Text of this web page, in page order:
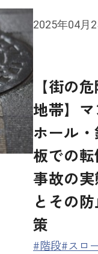
2025年04月
【街の
地帯】
ホール
板での
事故の
とその
策
#階段#スロ